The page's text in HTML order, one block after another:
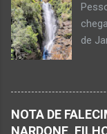
do
para
de
foto
em
NOTA DE